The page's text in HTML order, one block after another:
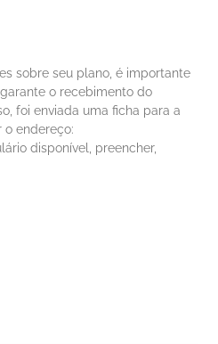
sobre seu plano, é importante
o recebimento do
foi enviada uma ficha para a
o endereço:
disponível, preencher,